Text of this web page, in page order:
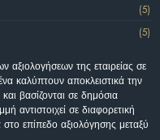
(5)
(5)
της εταιρείας σε
καλύπτουν αποκλειστικά την
βασίζονται σε δημόσια
αντιστοιχεί σε διαφορετική
επίπεδο αξιολόγησης μεταξύ